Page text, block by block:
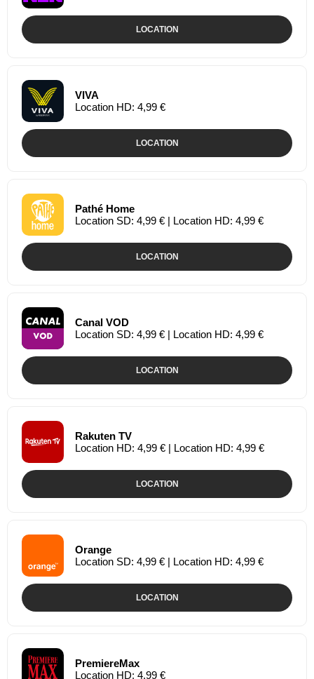
LOCATION
VIVA
Location HD: 4,99 €
LOCATION
Pathé Home
Location SD: 4,99 € | Location HD: 4,99 €
LOCATION
Canal VOD
Location SD: 4,99 € | Location HD: 4,99 €
LOCATION
Rakuten TV
Location HD: 4,99 € | Location HD: 4,99 €
LOCATION
Orange
Location SD: 4,99 € | Location HD: 4,99 €
LOCATION
PremiereMax
Location HD: 4,99 €